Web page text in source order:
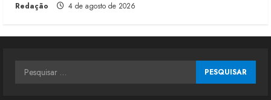
Redação 4 de agosto de 2026
Pesquisar